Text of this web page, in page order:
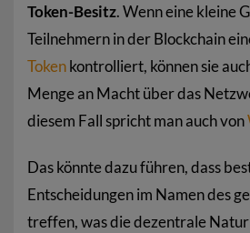
Token-Besitz. Wenn eine kleine
Teilnehmern in der Blockchain
Tokenkontrolliert, können sie
Menge an Macht über das
diesem Fall spricht man auch von
Das könnte dazu führen, dass
Entscheidungen im Namen des
treffen, was die dezentrale